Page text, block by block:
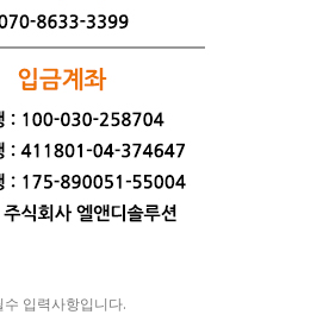
수 입력사항입니다.